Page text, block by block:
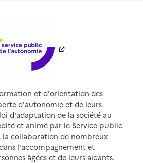
et d'orientation des
d'autonomie et de leurs
d'adaptation de la société au
et animé par le Service public
la collaboration de nombreux
l'accompagnement et
âgées et de leurs aidants.